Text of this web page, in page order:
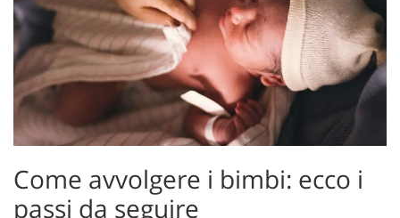
Come avvolgere i bimbi: ecco i
passi da seguire